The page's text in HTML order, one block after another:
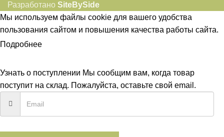
Разработано SiteBySide
Мы используем файлы cookie для вашего удобства
пользования сайтом и повышения качества работы сайта.
Подробнее
Узнать о поступлении Мы сообщим вам, когда товар
поступит на склад. Пожалуйста, оставьте свой email.